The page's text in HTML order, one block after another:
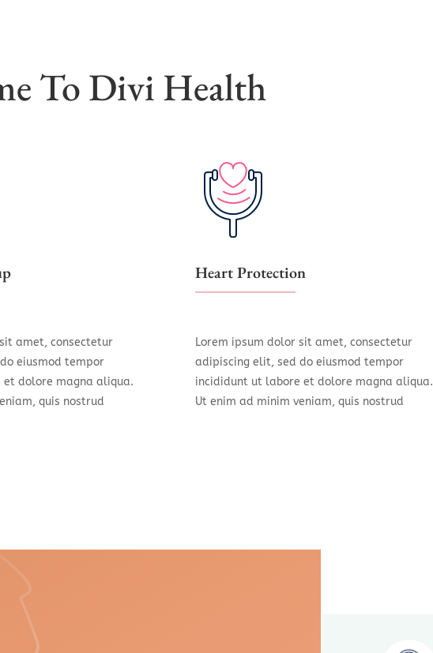
To Divi Health
amet, consectetur
eiusmod tempor
dolore magna aliqua.
quis nostrud
Heart Protection
Lorem ipsum dolor sit amet, consectetur
adipiscing elit, sed do eiusmod tempor
incididunt ut labore et dolore magna aliqua.
Ut enim ad minim veniam, quis nostrud